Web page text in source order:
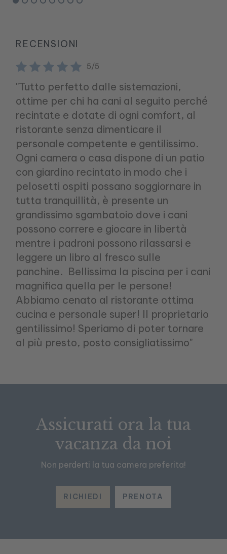
RECENSIONI
5/5
"Tutto perfetto dalle sistemazioni,
ottime per chi ha cani al seguito perché
recintate e dotate di ogni comfort, al
ristorante senza dimenticare il
personale competente e gentilissimo.
Ogni camera o casa dispone di un patio
con giardino recintato in modo che i
pelosetti ospiti possano soggiornare in
tutta tranquillità, è presente un
grandissimo sgambatoio dove i cani
possono correre e giocare in libertà
mentre i padroni possono rilassarsi e
leggere un libro al fresco sulle
panchine. Bellissima la piscina per i cani
magnifica quella per le persone!
Abbiamo cenato al ristorante ottima
cucina e personale super! Il proprietario
gentilissimo! Speriamo di poter tornare
al più presto, posto consigliatissimo"
Assicurati ora la tua
vacanza da noi
Non perderti la tua camera preferita!
RICHIEDI PRENOTA